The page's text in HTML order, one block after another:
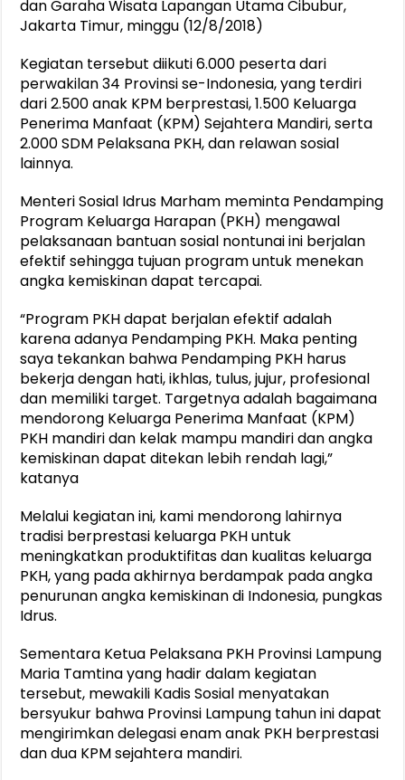
dan Garaha Wisata Lapangan Utama Cibubur,
Jakarta Timur, minggu (12/8/2018)
Kegiatan tersebut diikuti 6.000 peserta dari
perwakilan 34 Provinsi se-Indonesia, yang terdiri
dari 2.500 anak KPM berprestasi, 1.500 Keluarga
Penerima Manfaat (KPM) Sejahtera Mandiri, serta
2.000 SDM Pelaksana PKH, dan relawan sosial
lainnya.
Menteri Sosial Idrus Marham meminta Pendamping
Program Keluarga Harapan (PKH) mengawal
pelaksanaan bantuan sosial nontunai ini berjalan
efektif sehingga tujuan program untuk menekan
angka kemiskinan dapat tercapai.
“Program PKH dapat berjalan efektif adalah
karena adanya Pendamping PKH. Maka penting
saya tekankan bahwa Pendamping PKH harus
bekerja dengan hati, ikhlas, tulus, jujur, profesional
dan memiliki target. Targetnya adalah bagaimana
mendorong Keluarga Penerima Manfaat (KPM)
PKH mandiri dan kelak mampu mandiri dan angka
kemiskinan dapat ditekan lebih rendah lagi,”
katanya
Melalui kegiatan ini, kami mendorong lahirnya
tradisi berprestasi keluarga PKH untuk
meningkatkan produktifitas dan kualitas keluarga
PKH, yang pada akhirnya berdampak pada angka
penurunan angka kemiskinan di Indonesia, pungkas
Idrus.
Sementara Ketua Pelaksana PKH Provinsi Lampung
Maria Tamtina yang hadir dalam kegiatan
tersebut, mewakili Kadis Sosial menyatakan
bersyukur bahwa Provinsi Lampung tahun ini dapat
mengirimkan delegasi enam anak PKH berprestasi
dan dua KPM sejahtera mandiri.